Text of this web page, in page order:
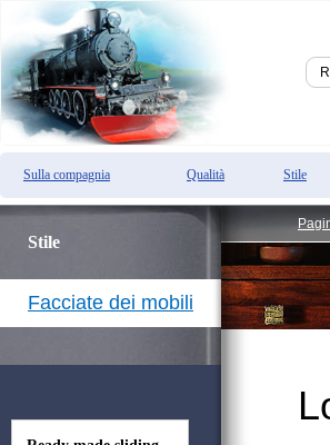
Sulla compagnia Qualità Stile
Stile
Facciate dei mobili